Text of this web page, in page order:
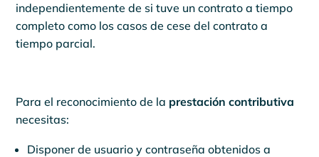
independientemente de si tuve un contrato a tiempo
completo como los casos de cese del contrato a
tiempo parcial.
Para el reconocimiento de la prestación contributiva
necesitas:
Disponer de usuario y contraseña obtenidos a